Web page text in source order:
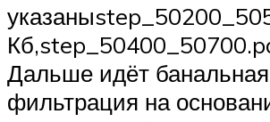
Дальше идёт банальная
фильтрация на